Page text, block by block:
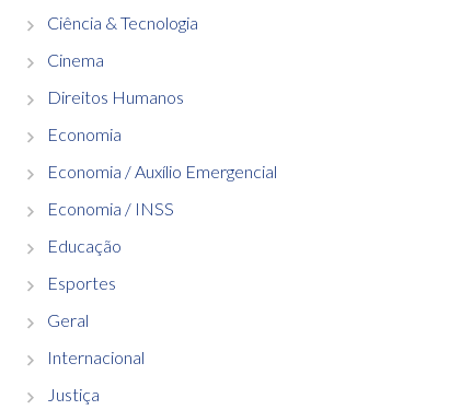
Ciência & Tecnologia
Cinema
Direitos Humanos
Economia
Economia / Auxílio Emergencial
Economia / INSS
Educação
Esportes
Geral
Internacional
Justiça